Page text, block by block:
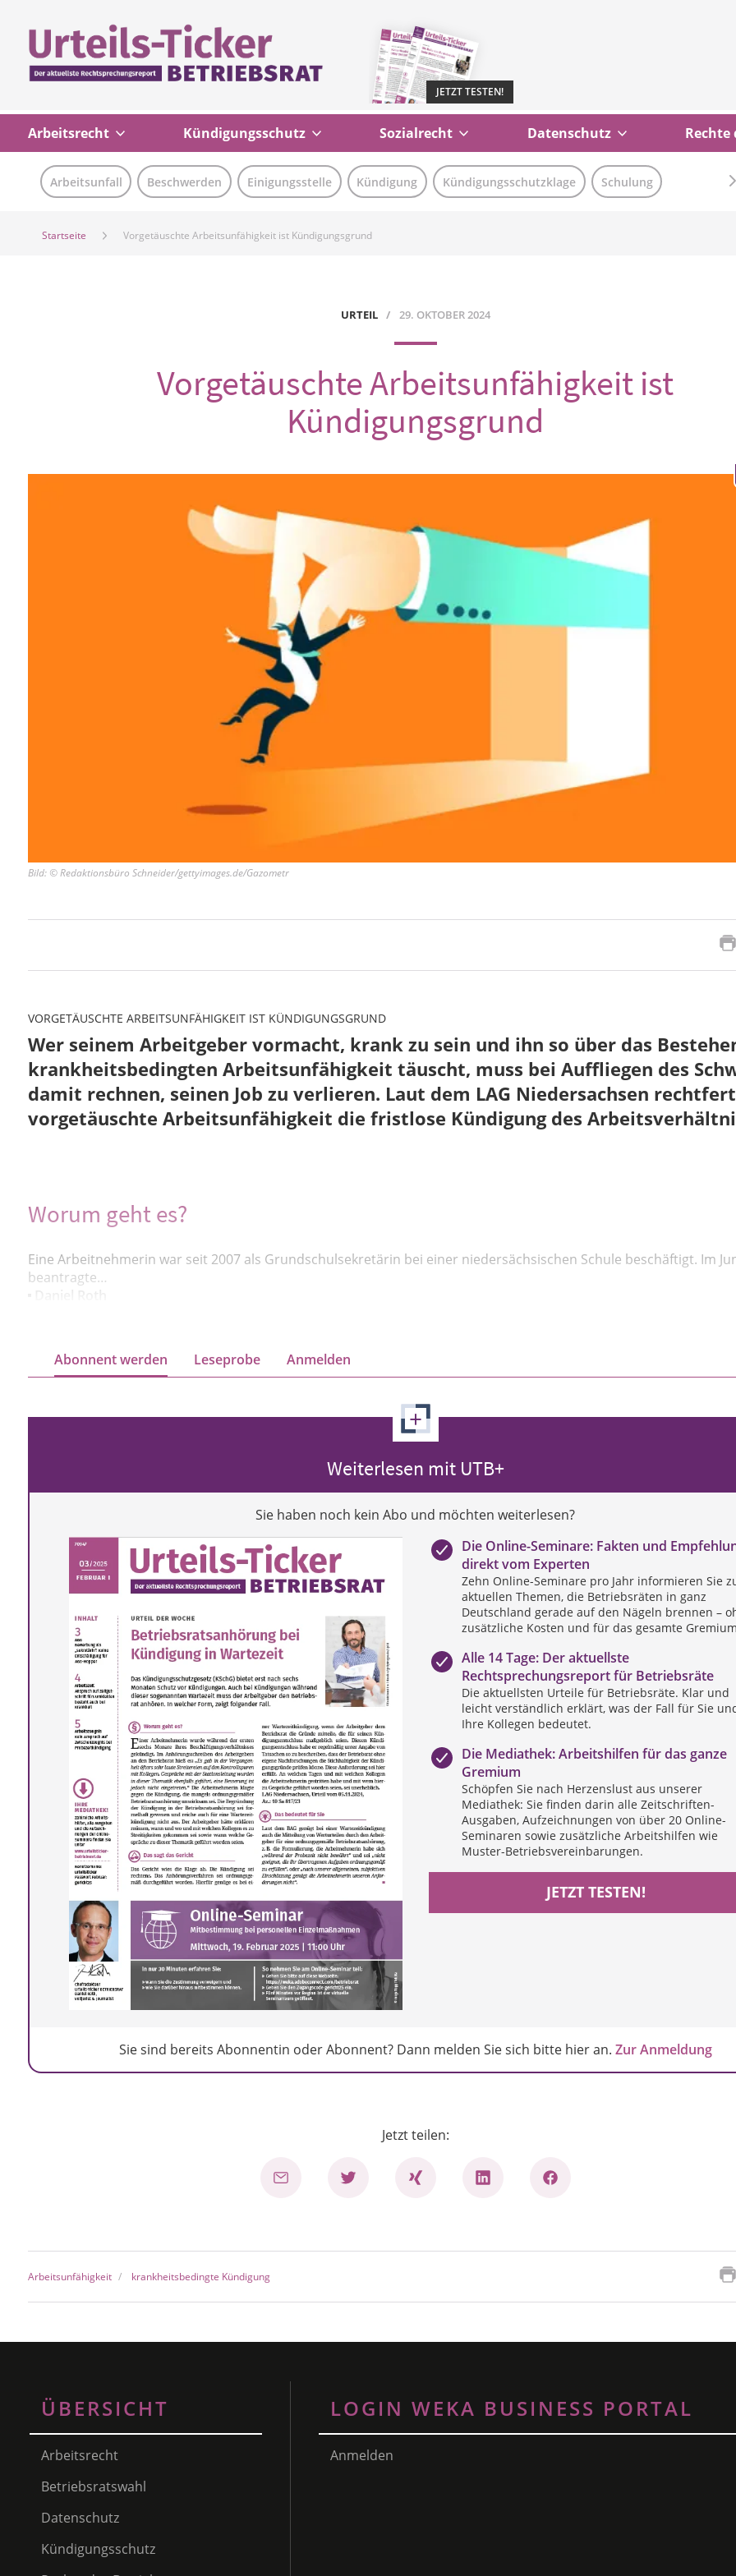
JETZT TESTEN!
Arbeitsrecht Kündigungsschutz Sozialrecht Datenschutz Rechte
Arbeitsunfall Beschwerden Einigungsstelle Kündigung Kündigungsschutzklage Schulung
Startseite Vorgetäuschte Arbeitsunfähigkeit ist Kündigungsgrund
URTEIL 29. OKTOBER 2024
Vorgetäuschte Arbeitsunfähigkeit ist
Kündigungsgrund
Bild: © Redaktionsbüro Schneider/gettyimages.de/Gazometr
VORGETÄUSCHTE ARBEITSUNFÄHIGKEIT IST KÜNDIGUNGSGRUND
Wer seinem Arbeitgeber vormacht, krank zu sein und ihn so über das
krankheitsbedingten Arbeitsunfähigkeit täuscht, muss bei Auffliegen des
damit rechnen, seinen Job zu verlieren. Laut dem LAG Niedersachsen
vorgetäuschte Arbeitsunfähigkeit die fristlose Kündigung des
Worum geht es?
Eine Arbeitnehmerin war seit 2007 als Grundschulsekretärin bei einer niedersächsischen Schule beschäftigt. Im
beantragte…
Abonnent werden Leseprobe Anmelden
+
Weiterlesen mit UTB+
Sie haben noch kein Abo und möchten weiterlesen?
Die Online-Seminare: Fakten und
direkt vom Experten
Zehn Online-Seminare pro Jahr informieren Sie
aktuellen Themen, die Betriebsräten in ganz
Deutschland gerade auf den Nägeln brennen –
zusätzliche Kosten und für das gesamte
Alle 14 Tage: Der aktuellste
Rechtsprechungsreport für Betriebsräte
Die aktuellsten Urteile für Betriebsräte. Klar und
leicht verständlich erklärt, was der Fall für Sie
Ihre Kollegen bedeutet.
Die Mediathek: Arbeitshilfen für das ganze
Gremium
Schöpfen Sie nach Herzenslust aus unserer
Mediathek: Sie finden darin alle Zeitschriften-
Ausgaben, Aufzeichnungen von über 20 Online-
Seminaren sowie zusätzliche Arbeitshilfen wie
Muster-Betriebsvereinbarungen.
JETZT TESTEN!
Sie sind bereits Abonnentin oder Abonnent? Dann melden Sie sich bitte hier an. Zur Anmeldung
Jetzt teilen:
Arbeitsunfähigkeit krankheitsbedingte Kündigung
ÜBERSICHT
Arbeitsrecht
Betriebsratswahl
Datenschutz
Kündigungsschutz
LOGIN WEKA BUSINESS PORTAL
Anmelden